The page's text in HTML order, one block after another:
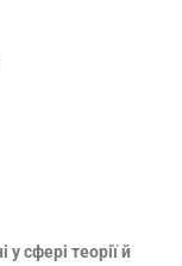
сфері теорії й